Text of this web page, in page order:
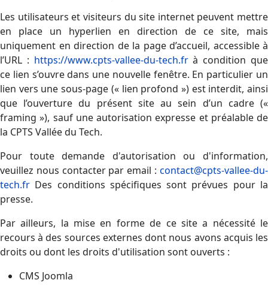
Les utilisateurs et visiteurs du site internet peuvent mettre
en place un hyperlien en direction de ce site, mais
uniquement en direction de la page d’accueil, accessible à
l’URL : https://www.cpts-vallee-du-tech.frà condition que
ce lien s’ouvre dans une nouvelle fenêtre. En particulier un
lien vers une sous-page (« lien profond ») est interdit, ainsi
que l’ouverture du présent site au sein d’un cadre («
framing »), sauf une autorisation expresse et préalable de
la CPTS Vallée du Tech.
Pour toute demande d'autorisation ou d'information,
veuillez nous contacter par email : contact@cpts-vallee-du-
tech.fr Des conditions spécifiques sont prévues pour la
presse.
Par ailleurs, la mise en forme de ce site a nécessité le
recours à des sources externes dont nous avons acquis les
droits ou dont les droits d'utilisation sont ouverts :
CMS Joomla